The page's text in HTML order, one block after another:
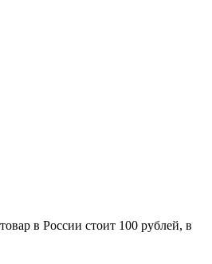
в России стоит 100 рублей, в